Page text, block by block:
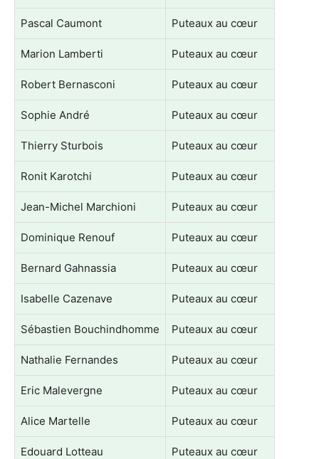
Pascal Caumont Puteaux au cœur
Marion Lamberti Puteaux au cœur
Robert Bernasconi Puteaux au cœur
Sophie André Puteaux au cœur
Thierry Sturbois Puteaux au cœur
Ronit Karotchi Puteaux au cœur
Jean-Michel Marchioni Puteaux au cœur
Dominique Renouf Puteaux au cœur
Bernard Gahnassia Puteaux au cœur
Isabelle Cazenave Puteaux au cœur
Sébastien Bouchindhomme Puteaux au cœur
Nathalie Fernandes Puteaux au cœur
Eric Malevergne Puteaux au cœur
Alice Martelle Puteaux au cœur
Edouard Lotteau Puteaux au cœur